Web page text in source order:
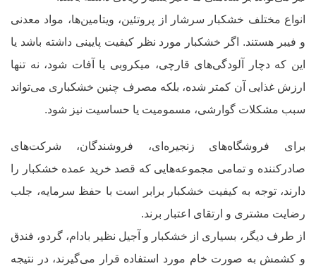
انواع مختلف خشکبار سرشار از پروتئین، ویتامین‌ها، مواد معدنی
و فیبر هستند. اگر خشکبار مورد نظر کیفیت پایینی داشته باشد یا
این که دچار آلودگی‌های قارچی، میکروبی یا آفات شود، نه تنها
ارزش غذایی آن‌ کمتر شده، بلکه مصرف چنین خشکباری می‌تواند
سبب مشکلات گوارشی، مسمومیت یا حساسیت نیز شود.
برای فروشگاه‌های زنجیره‌ای، فروشندگان، شرکت‌های
صادرکننده و تمامی مجموعه‌هایی که قصد خرید عمده خشکبار را
دارند، توجه به کیفیت خشکبار برابر است با حفظ سرمایه، جلب
رضایت مشتری و ارتقای اعتبار برند.
از طرف دیگر، بسیاری از خشکبار و آجیل نظیر بادام، گردو، فندق
و کشمش به صورت خام مورد استفاده قرار می‌گیرند، در نتیجه